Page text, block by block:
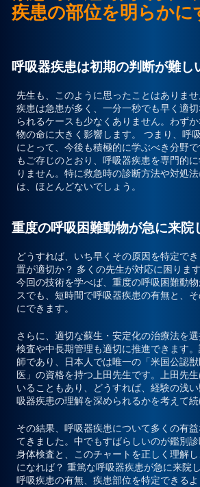
著作権について
疾患の部位を明らかに
呼吸器疾患は初期の判断が難
先生も、このように思ったことはありませ
疾患は急患が多く、一分一秒でも早く適
られるケースも少なくありません。 わず
物の命に大きく影響します。
つまり、呼
にとって、今後も積極的に学ぶべき分野
もご存じのとおり、呼吸器疾患を専門的
りません。特に救急時の診断方法や対処
は、ほとんどないでしょう。
重度の呼吸困難動物が急に来
どうすれば、いち早くその原因を特定で
置が適切か？ 多くの先生が対応に困りま
今回の技術を学べば、 重度の呼吸困難動
スでも、短時間で呼吸器疾患の有無と、
にできます。
さらに、適切な蘇生・安定化の治療法を
検査や中長期管理も適切に推進できます
師であり、
日本人では唯一の「米国公認
医」の資格を持つ上田先生です。上田先
いることもあり、どうすれば、経験の浅
吸器疾患の理解を深められるかを考えて続
その結果、呼吸器疾患について多くの有
てきました。 中でもすばらしいのが鑑別診
身体検査と、このチャートを正しく理解
になれば？ 重篤な呼吸器疾患が急に来院
呼吸疾患の有無、疾患部位を特定できるよ